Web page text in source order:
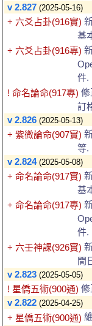
v 2.827 (2025-05-16)
+ 六爻占卦(916實)
基
+ 六爻占卦(916專)
件.
! 命名論命(917專) 修
訂
v 2.826 (2025-05-13)
+ 紫微論命(907實)
等.
v 2.824 (2025-05-08)
+ 命名論命(917實)
基
+ 命名論命(917專)
件.
+ 六壬神課(926實)
間
v 2.823 (2025-05-05)
! 星僑五術(900通) 修
v 2.822 (2025-04-25)
+ 星僑五術(900通)